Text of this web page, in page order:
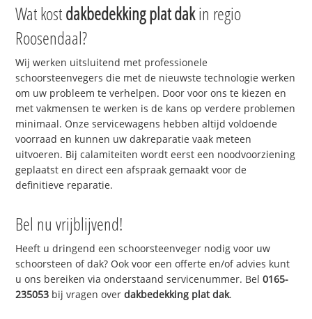
Wat kostdakbedekking plat dakin regio
Roosendaal?
Wij werken uitsluitend met professionele
schoorsteenvegers die met de nieuwste technologie werken
om uw probleem te verhelpen. Door voor ons te kiezen en
met vakmensen te werken is de kans op verdere problemen
minimaal. Onze servicewagens hebben altijd voldoende
voorraad en kunnen uw dakreparatie vaak meteen
uitvoeren. Bij calamiteiten wordt eerst een noodvoorziening
geplaatst en direct een afspraak gemaakt voor de
definitieve reparatie.
Bel nu vrijblijvend!
Heeft u dringend een schoorsteenveger nodig voor uw
schoorsteen of dak? Ook voor een offerte en/of advies kunt
u ons bereiken via onderstaand servicenummer. Bel0165-
235053 bij vragen overdakbedekking plat dak.